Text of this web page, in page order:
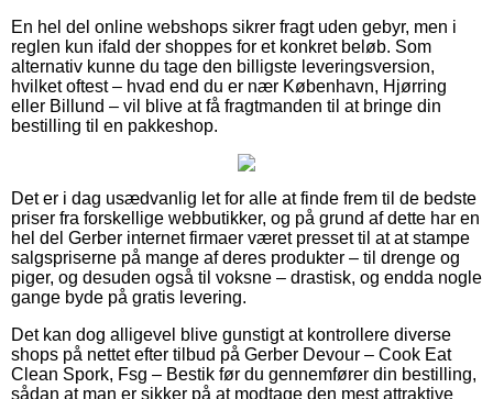
En hel del online webshops sikrer fragt uden gebyr, men i
reglen kun ifald der shoppes for et konkret beløb. Som
alternativ kunne du tage den billigste leveringsversion,
hvilket oftest – hvad end du er nær København, Hjørring
eller Billund – vil blive at få fragtmanden til at bringe din
bestilling til en pakkeshop.
Det er i dag usædvanlig let for alle at finde frem til de bedste
priser fra forskellige webbutikker, og på grund af dette har en
hel del Gerber internet firmaer været presset til at at stampe
salgspriserne på mange af deres produkter – til drenge og
piger, og desuden også til voksne – drastisk, og endda nogle
gange byde på gratis levering.
Det kan dog alligevel blive gunstigt at kontrollere diverse
shops på nettet efter tilbud på Gerber Devour – Cook Eat
Clean Spork, Fsg – Bestik før du gennemfører din bestilling,
sådan at man er sikker på at modtage den mest attraktive